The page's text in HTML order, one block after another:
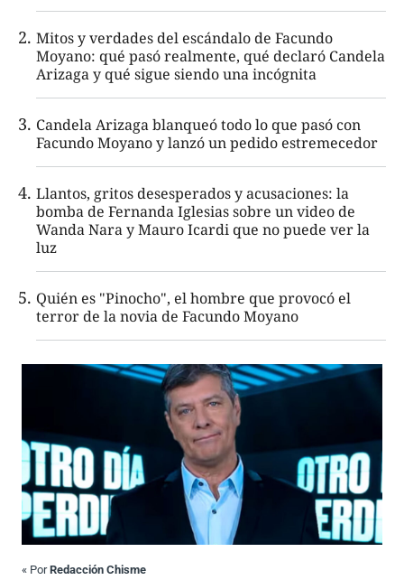
Mitos y verdades del escándalo de Facundo
Moyano: qué pasó realmente, qué declaró Candela
Arizaga y qué sigue siendo una incógnita
Candela Arizaga blanqueó todo lo que pasó con
Facundo Moyano y lanzó un pedido estremecedor
Llantos, gritos desesperados y acusaciones: la
bomba de Fernanda Iglesias sobre un video de
Wanda Nara y Mauro Icardi que no puede ver la
luz
Quién es "Pinocho", el hombre que provocó el
terror de la novia de Facundo Moyano
« PorRedacción Chisme